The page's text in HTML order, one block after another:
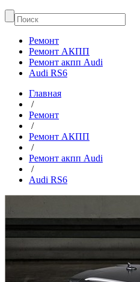
Ремонт
Ремонт АКПП
Ремонт акпп Audi
Audi RS6
Главная
/
Ремонт
/
Ремонт АКПП
/
Ремонт акпп Audi
/
Audi RS6